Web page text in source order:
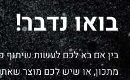
בואו נדבר!
בין אם בא לכם לעשות שיתוף
מתכון, או שיש לכם מוצר